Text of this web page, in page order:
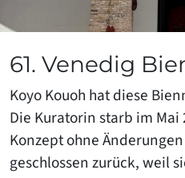
61. Venedig
Koyo Kouoh hat diese
Die Kuratorin starb im
Konzept ohne
geschlossen zurück, weil